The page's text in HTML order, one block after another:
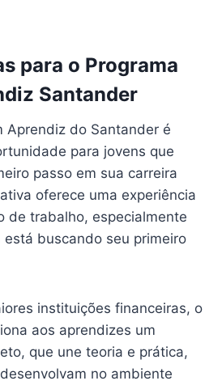
para o Programa
Santander
Aprendiz do Santander é
para jovens que
passo em sua carreira
oferece uma experiência
de trabalho, especialmente
buscando seu primeiro
instituições financeiras, o
aos aprendizes um
que une teoria e prática,
no ambiente